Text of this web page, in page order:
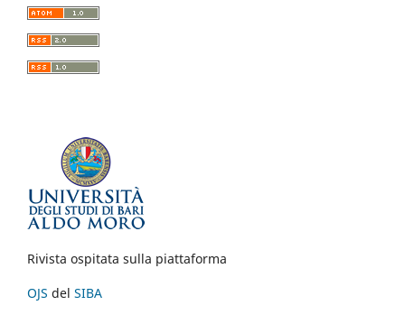
Rivista ospitata sulla piattaforma
OJS del SIBA